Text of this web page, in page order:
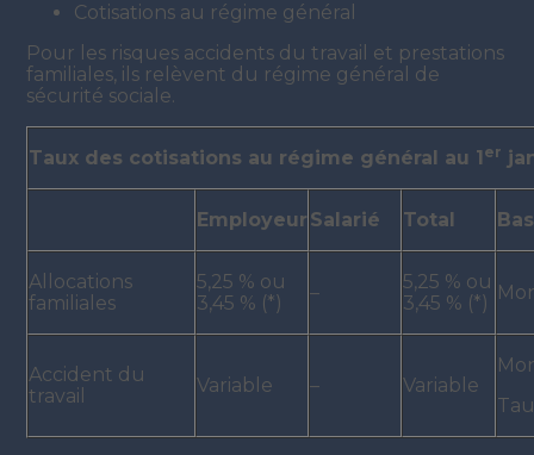
Cotisations au régime général
Pour les risques accidents du travail et prestations
familiales, ils relèvent du régime général de
sécurité sociale.
Taux des cotisations au régime général au 1 er
Employeur Salarié Total
Allocations
familiales
5,25 % ou
3,45 % (*)
–
5,25 % ou
3,45 % (*)
Accident du
travail
Variable – Variable